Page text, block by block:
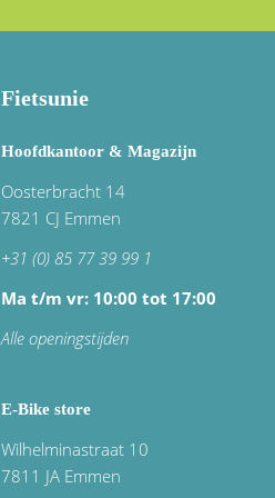
Fietsunie
Hoofdkantoor & Magazijn
Oosterbracht 14
7821 CJ Emmen
+31 (0) 85 77 39 99 1
Ma t/m vr: 10:00 tot 17:00
Alle openingstijden
E-Bike store
Wilhelminastraat 10
7811 JA Emmen